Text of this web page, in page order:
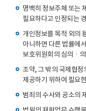
명백히 정보주체 또는
필요하다고 인정되는
개인정보를 목적 외의
아니하면 다른 법률에
보호위원회의 심의ㆍ
조약, 그 밖의 국제협정
제공하기 위하여 필요
범죄의 수사와 공소의